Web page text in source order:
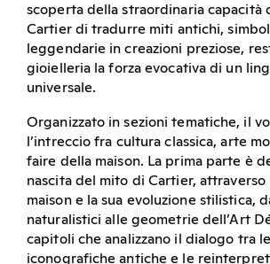
scoperta della straordinaria capacità
Cartier di tradurre miti antichi,
leggendarie in creazioni preziose,
gioielleria la forza evocativa di un
universale.
Organizzato in sezioni tematiche, il
l’intreccio fra cultura classica, arte
faire della maison. La prima parte è
nascita del mito di Cartier, attraverso
maison e la sua evoluzione stilistica,
naturalistici alle geometrie dell’Art
capitoli che analizzano il dialogo tra
iconografiche antiche e le